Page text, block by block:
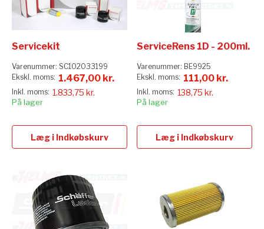
1.833,75 kr.
1.467,00 kr.
Servicekit
Varenummer: SC102033199
På lager
Læg i Indkøbskurv
138,75 kr.
111,00 kr.
ServiceRens 1D - 200ml.
Varenummer: BE9925
På lager
Læg i Indkøbskurv